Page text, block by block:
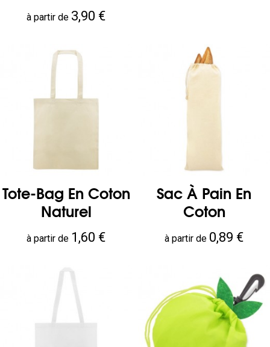
Prix
à partir de 3,90 €
Tote-Bag En Coton
Naturel
Prix
à partir de 1,60 €
Sac À Pain En
Coton
Prix
à partir de 0,89 €